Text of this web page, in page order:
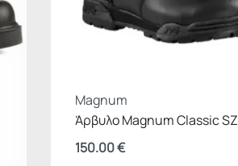
Magnum
Άρβυλο Magnum Classic SZ
150.00€